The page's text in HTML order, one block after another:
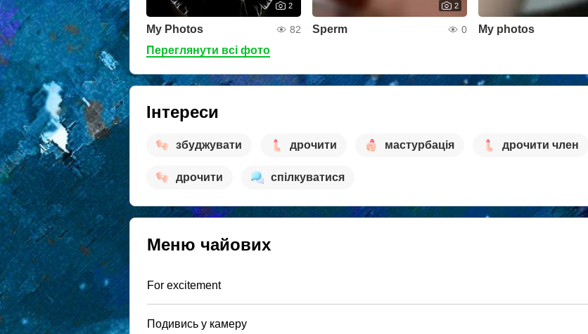
2
My Photos 82
2
Sperm 0 My photos
Переглянути всі фото
Інтереси
збуджувати дрочити мастурбація дрочити член
дрочити спілкуватися
Меню чайових
For excitement
Подивись у камеру